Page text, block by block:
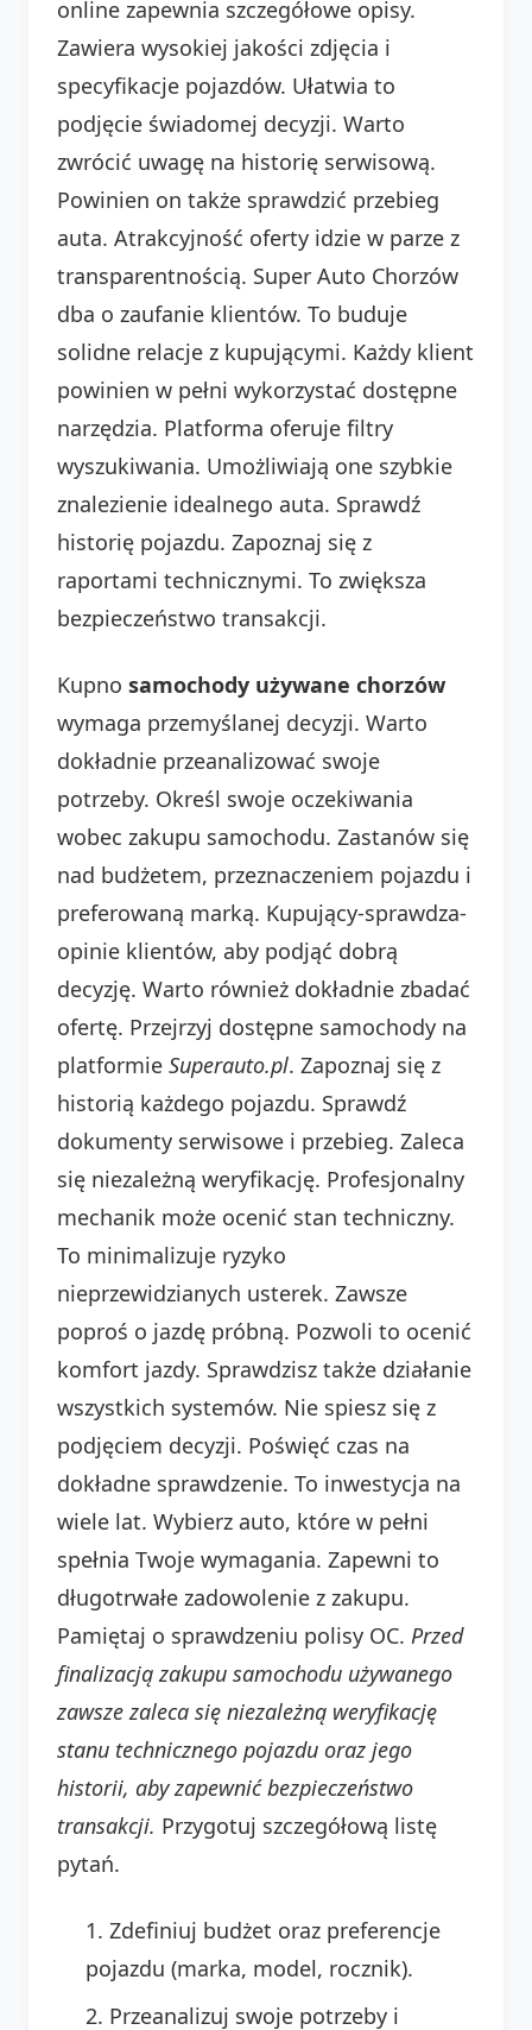
online zapewnia szczegółowe opisy.
Zawiera wysokiej jakości zdjęcia i
specyfikacje pojazdów. Ułatwia to
podjęcie świadomej decyzji. Warto
zwrócić uwagę na historię serwisową.
Powinien on także sprawdzić przebieg
auta. Atrakcyjność oferty idzie w parze z
transparentnością. Super Auto Chorzów
dba o zaufanie klientów. To buduje
solidne relacje z kupującymi. Każdy klient
powinien w pełni wykorzystać dostępne
narzędzia. Platforma oferuje filtry
wyszukiwania. Umożliwiają one szybkie
znalezienie idealnego auta. Sprawdź
historię pojazdu. Zapoznaj się z
raportami technicznymi. To zwiększa
bezpieczeństwo transakcji.
Kupno samochody używane chorzów
wymaga przemyślanej decyzji. Warto
dokładnie przeanalizować swoje
potrzeby. Określ swoje oczekiwania
wobec zakupu samochodu. Zastanów się
nad budżetem, przeznaczeniem pojazdu i
preferowaną marką. Kupujący-sprawdza-
opinie klientów, aby podjąć dobrą
decyzję. Warto również dokładnie zbadać
ofertę. Przejrzyj dostępne samochody na
platformie Superauto.pl. Zapoznaj się z
historią każdego pojazdu. Sprawdź
dokumenty serwisowe i przebieg. Zaleca
się niezależną weryfikację. Profesjonalny
mechanik może ocenić stan techniczny.
To minimalizuje ryzyko
nieprzewidzianych usterek. Zawsze
poproś o jazdę próbną. Pozwoli to ocenić
komfort jazdy. Sprawdzisz także działanie
wszystkich systemów. Nie spiesz się z
podjęciem decyzji. Poświęć czas na
dokładne sprawdzenie. To inwestycja na
wiele lat. Wybierz auto, które w pełni
spełnia Twoje wymagania. Zapewni to
długotrwałe zadowolenie z zakupu.
Pamiętaj o sprawdzeniu polisy OC. Przed
finalizacją zakupu samochodu używanego
zawsze zaleca się niezależną weryfikację
stanu technicznego pojazdu oraz jego
historii, aby zapewnić bezpieczeństwo
transakcji. Przygotuj szczegółową listę
pytań.
Zdefiniuj budżet oraz preferencje
pojazdu (marka, model, rocznik).
Przeanalizuj swoje potrzeby i